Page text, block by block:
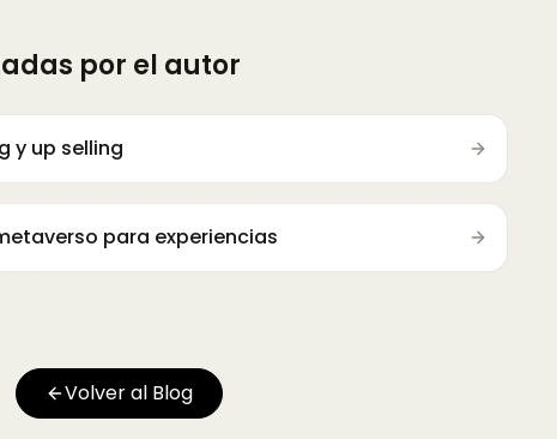
por el autor
y up selling
para experiencias
Volver al Blog